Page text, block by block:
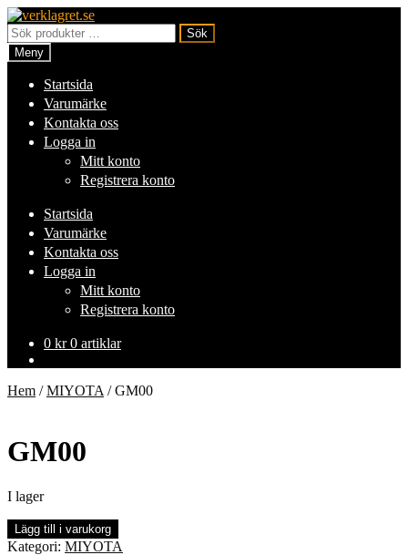
Hoppa
till
navigering
Hoppa
till
innehåll
Sök
efter:
Sök
Meny
Startsida
Varumärke
Kontakta oss
Logga in
Mitt konto
Registrera konto
Startsida
Varumärke
Kontakta oss
Logga in
Mitt konto
Registrera konto
0 kr 0 artiklar
Hem /MIYOTA /GM00
GM00
I lager
GM00
mängd
Lägg till i varukorg
Kategori: MIYOTA